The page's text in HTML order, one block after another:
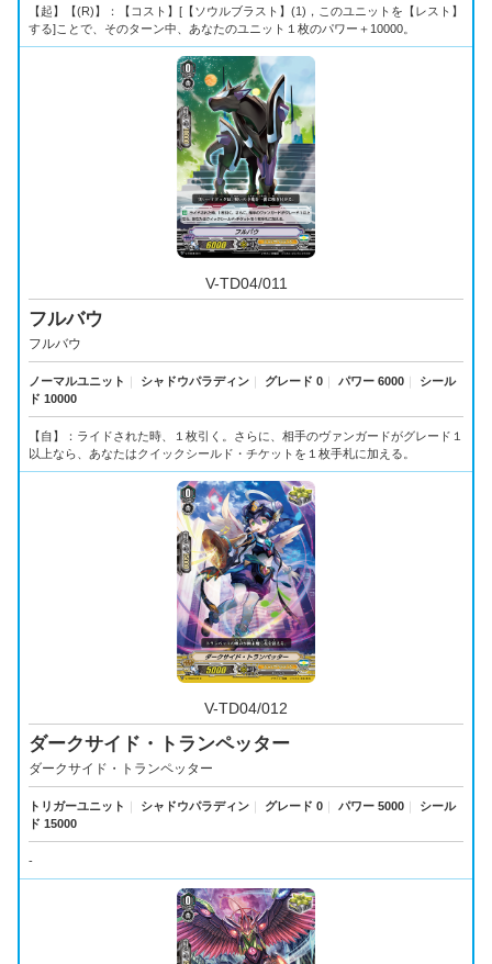
【起】【(R)】：【コスト】[【ソウルブラスト】(1)，このユニットを【レスト】
する]ことで、そのターン中、あなたのユニット１枚のパワー＋10000。
V-TD04/011
フルバウ
フルバウ
ノーマルユニット ｜ シャドウパラディン ｜ グレード 0 ｜ パワー 6000 ｜
シール
ド 10000
【自】：ライドされた時、１枚引く。さらに、相手のヴァンガードがグレード１
以上なら、あなたはクイックシールド・チケットを１枚手札に加える。
V-TD04/012
ダークサイド・トランペッター
ダークサイド・トランペッター
トリガーユニット ｜ シャドウパラディン ｜ グレード 0 ｜ パワー 5000 ｜
シール
ド 15000
-